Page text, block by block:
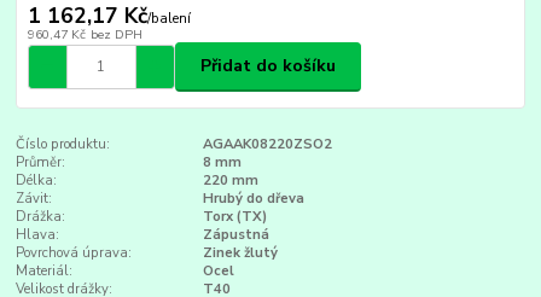
1 162,17 Kč/balení
960,47 Kč bez DPH
Přidat do košíku
Číslo produktu:
AGAAK08220ZSO2
Průměr:
8 mm
Délka:
220 mm
Závit:
Hrubý do dřeva
Drážka:
Torx (TX)
Hlava:
Zápustná
Povrchová úprava:
Zinek žlutý
Materiál:
Ocel
Velikost drážky:
T40